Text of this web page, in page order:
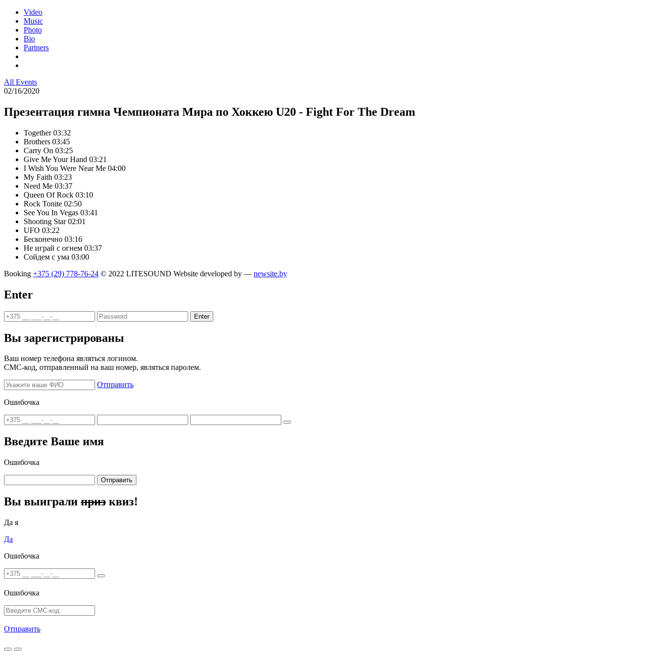
Video
Music
Photo
Bio
Partners
All Events
02/16/2020
Презентация гимна Чемпионата Мира по Хоккею U20 - Fight For The Dream
Together 03:32
Brothers 03:45
Carry On 03:25
Give Me Your Hand 03:21
I Wish You Were Near Me 04:00
My Faith 03:23
Need Me 03:37
Queen Of Rock 03:10
Rock Tonite 02:50
See You In Vegas 03:41
Shooting Star 02:01
UFO 03:22
Бесконечно 03:16
Не играй с огнем 03:37
Сойдем с ума 03:00
Booking +375 (29) 778-76-24 © 2022 LITESOUND Website developed by — newsite.by
Enter
Enter
Вы зарегистрированы
Ваш номер телефона являться логином.
СМС-код, отправленный на ваш номер, являться паролем.
Отправить
Ошибочка
Введите Ваше имя
Ошибочка
Отправить
Вы выиграли приз квиз!
Да я
Да
Ошибочка
Ошибочка
Отправить